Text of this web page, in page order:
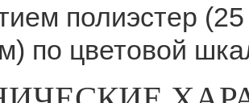
полиэстер
по цветовой